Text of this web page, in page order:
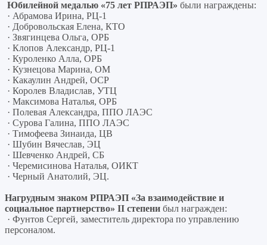
Юбилейной медалью «75 лет РПРАЭП» были награждены:
· Абрамова Ирина, РЦ-1
· Добровольская Елена, КТО
· Звягинцева Ольга, ОРБ
· Клопов Александр, РЦ-1
· Куроленко Алла, ОРБ
· Кузнецова Марина, ОМ
· Какаулин Андрей, ОСР
· Королев Владислав, УТЦ
· Максимова Наталья, ОРБ
· Полевая Александра, ППО ЛАЭС
· Сурова Галина, ППО ЛАЭС
· Тимофеева Зинаида, ЦВ
· Шубин Вячеслав, ЭЦ
· Шевченко Андрей, СБ
· Черемисинова Наталья, ОИКТ
· Черный Анатолий, ЭЦ.
Нагрудным знаком РПРАЭП «За взаимодействие и
социальное партнерство» II степени был награжден:
· Фунтов Сергей, заместитель директора по управлению
персоналом.